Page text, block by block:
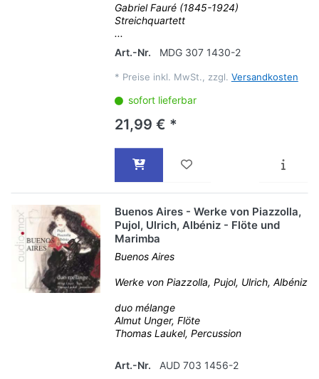
Gabriel Fauré (1845-1924)
Streichquartett
...
Art.-Nr.
MDG 307 1430-2
* Preise inkl. MwSt., zzgl. Versandkosten
sofort lieferbar
21,99 € *
Buenos Aires - Werke von Piazzolla,
Pujol, Ulrich, Albéniz - Flöte und
Marimba
Buenos Aires
Werke von Piazzolla, Pujol, Ulrich, Albéniz
duo mélange
Almut Unger, Flöte
Thomas Laukel, Percussion
Art.-Nr. AUD 703 1456-2